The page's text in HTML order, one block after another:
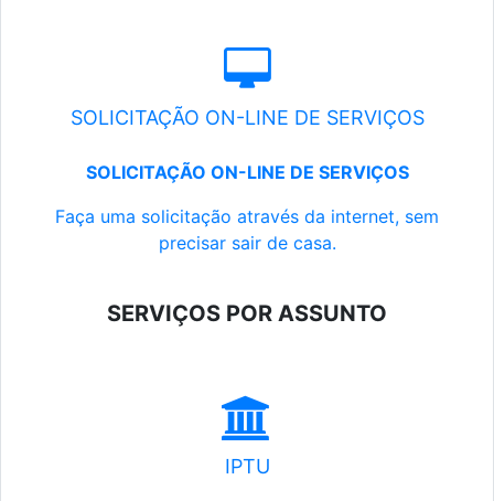
SOLICITAÇÃO ON-LINE DE SERVIÇOS
SOLICITAÇÃO ON-LINE DE SERVIÇOS
Faça uma solicitação através da internet, sem
precisar sair de casa.
SERVIÇOS POR ASSUNTO
IPTU